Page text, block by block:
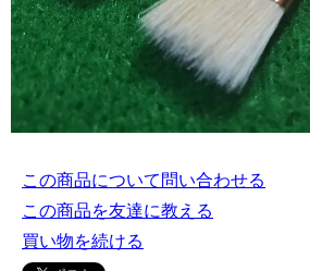
この商品について問い合わせる
この商品を友達に教える
買い物を続ける